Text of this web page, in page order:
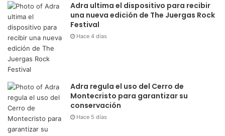
Adra ultima el dispositivo para recibir
una nueva edición de The Juergas Rock
Festival
Hace 4 días
Adra regula el uso del Cerro de
Montecristo para garantizar su
conservación
Hace 5 días